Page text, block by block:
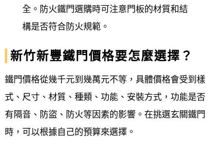
全。防火鐵門選購時可注意門板的材質和結
構是否符合防火規範。
新竹新豐鐵門價格要怎麼選擇？
鐵門價格從幾千元到幾萬元不等，具體價格會受到樣
式、尺寸、材質、種類、功能、安裝方式，功能是否
有隔音、防盜、防火等因素的影響。在挑選玄關鐵門
時，可以根據自己的預算來選擇。